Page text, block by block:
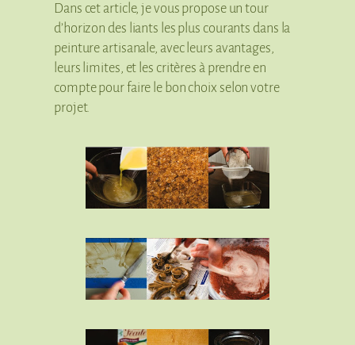
Dans cet article, je vous propose un tour
d’horizon des liants les plus courants dans la
peinture artisanale, avec leurs avantages,
leurs limites, et les critères à prendre en
compte pour faire le bon choix selon votre
projet.